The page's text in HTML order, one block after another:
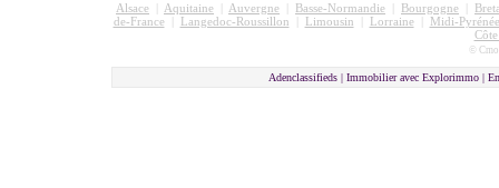
Alsace Aquitaine Auvergne Basse-Normandie Bourgogne
de-France| Langedoc-Roussillon Limousin Lorraine|
Midi-
©
Adenclassifieds | Immobilier avec Explorimmo |